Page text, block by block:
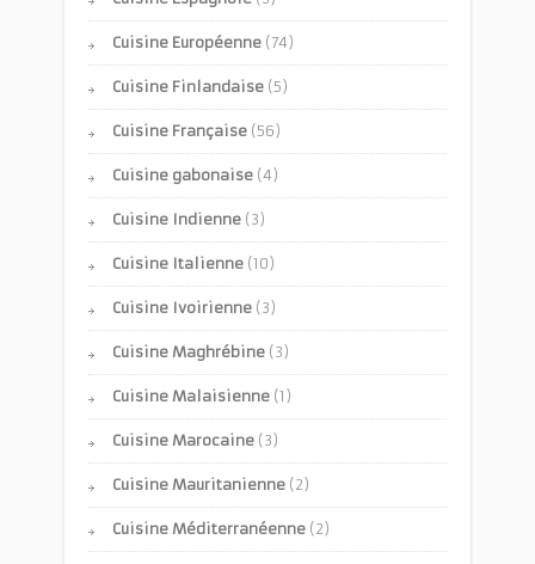
Cuisine Européenne (74)
Cuisine Finlandaise (5)
Cuisine Française (56)
Cuisine gabonaise (4)
Cuisine Indienne (3)
Cuisine Italienne (10)
Cuisine Ivoirienne (3)
Cuisine Maghrébine (3)
Cuisine Malaisienne (1)
Cuisine Marocaine (3)
Cuisine Mauritanienne (2)
Cuisine Méditerranéenne (2)